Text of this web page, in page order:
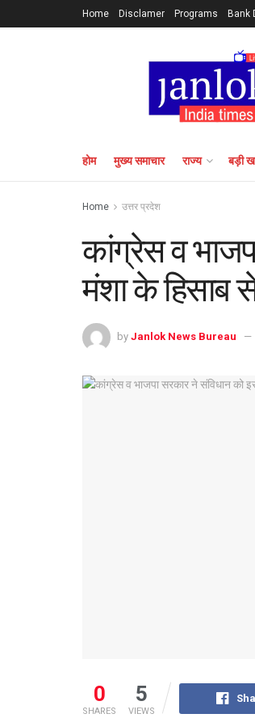
Home Disclamer Programs Bank
होम मुख्य समाचार राज्य बड़ी
Home उत्तर प्रदेश
कांग्रेस व
मंशा के हिसाब
by Janlok News Bureau
0
SHARES
5
VIEWS